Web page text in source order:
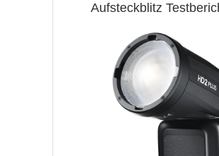
Aufsteckblitz